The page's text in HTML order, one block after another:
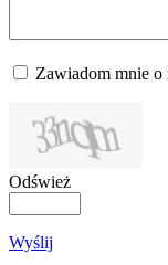
Zawiadom mnie o
Odśwież
Wyślij